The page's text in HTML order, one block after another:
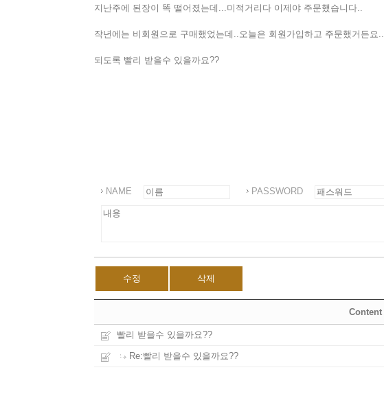
지난주에 된장이 똑 떨어졌는데...미적거리다 이제야 주문했습니다..
작년에는 비회원으로 구매했었는데..오늘은 회원가입하고 주문했거든요..
되도록 빨리 받을수 있을까요??
NAME PASSWORD
수정 삭제
Content
빨리 받을수 있을까요??
Re:빨리 받을수 있을까요??